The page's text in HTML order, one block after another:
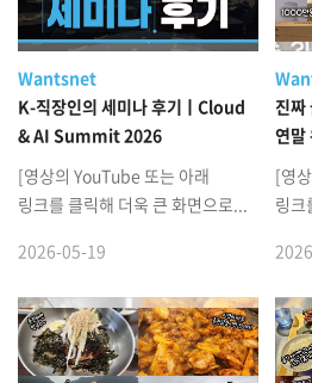
Wantsnet
K-직장인의 세미나 후기ㅣCloud
& AI Summit 2026
[영상의 YouTube 또는 아래
링크를 클릭해 더욱 큰 화면으로...
2026-05-19
진짜
연말
[영
링크